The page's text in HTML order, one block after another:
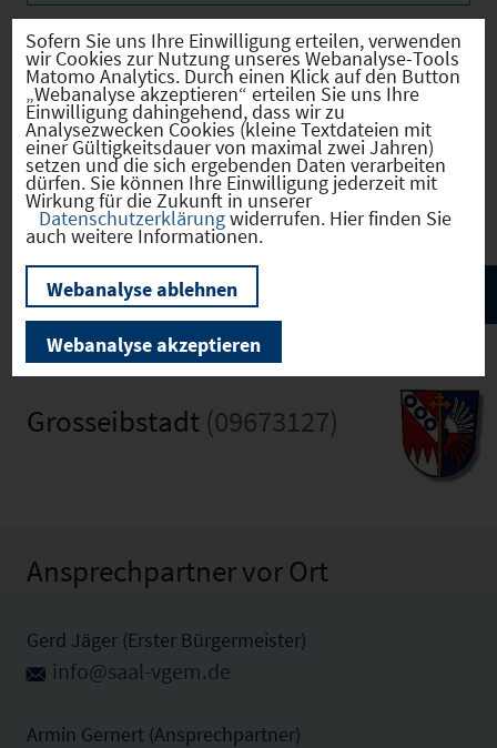
Verkehrsinfrastruktur
Kommunale Infrastruktur
Grosseibstadt (09673127)
Ansprechpartner vor Ort
Gerd Jäger (Erster Bürgermeister)
info@saal-vgem.de
Armin Gernert (Ansprechpartner)
Sofern Sie uns Ihre Einwilligung erteilen, verwenden
wir Cookies zur Nutzung unseres Webanalyse-Tools
Matomo Analytics. Durch einen Klick auf den Button
„Webanalyse akzeptieren“ erteilen Sie uns Ihre
Einwilligung dahingehend, dass wir zu
Analysezwecken Cookies (kleine Textdateien mit
einer Gültigkeitsdauer von maximal zwei Jahren)
setzen und die sich ergebenden Daten verarbeiten
dürfen. Sie können Ihre Einwilligung jederzeit mit
Wirkung für die Zukunft in unserer
Datenschutzerklärungwiderrufen. Hier finden Sie
auch weitere Informationen.
Webanalyse ablehnen
Webanalyse akzeptieren